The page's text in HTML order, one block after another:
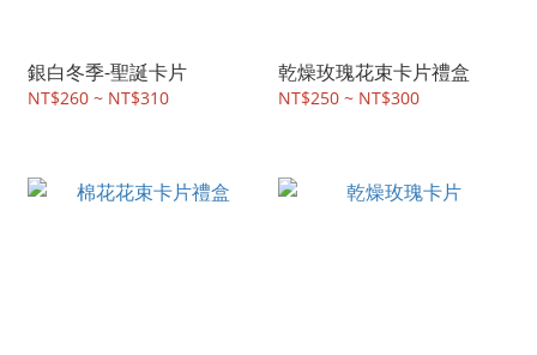
銀白冬季-聖誕卡片
NT$260 ~ NT$310
乾燥玫瑰花束卡片禮盒
NT$250 ~ NT$300